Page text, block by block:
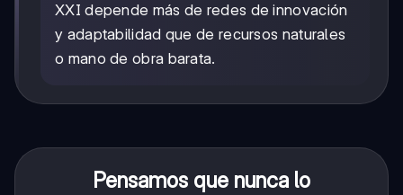
XXI depende más de redes de innovación
y adaptabilidad que de recursos naturales
o mano de obra barata.
Pensamos que nunca lo